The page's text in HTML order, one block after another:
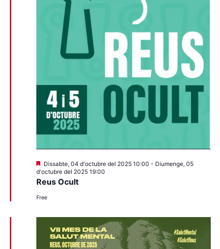
Reus Ocult
Destacats
Dissabte, 04 d'octubre del 2025 10:00 - Diumenge, 05
d'octubre del 2025 19:00
Free